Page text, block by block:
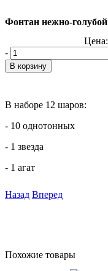
Фонтан нежно-голубой
Цена:
-
В наборе 12 шаров:
- 10 однотонных
- 1 звезда
- 1 агат
Назад Вперед
Похожие товары